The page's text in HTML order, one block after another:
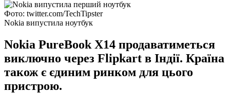
Фото: twitter.com/TechTipster
Nokia випустила ноутбук
Nokia PureBook X14 продаватиметься
виключно через Flipkart в Індії. Країна
також є єдиним ринком для цього
пристрою.